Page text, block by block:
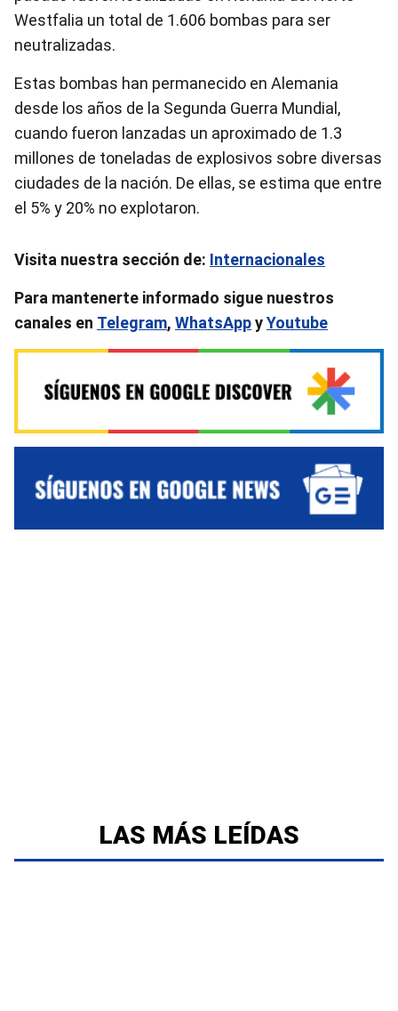
Westfalia un total de 1.606 bombas para ser
neutralizadas.
Estas bombas han permanecido en Alemania
desde los años de la Segunda Guerra Mundial,
cuando fueron lanzadas un aproximado de 1.3
millones de toneladas de explosivos sobre diversas
ciudades de la nación. De ellas, se estima que entre
el 5% y 20% no explotaron.
Visita nuestra sección de: Internacionales
Para mantenerte informado sigue nuestros
canales en Telegram, WhatsAppyYoutube
LAS MÁS LEÍDAS